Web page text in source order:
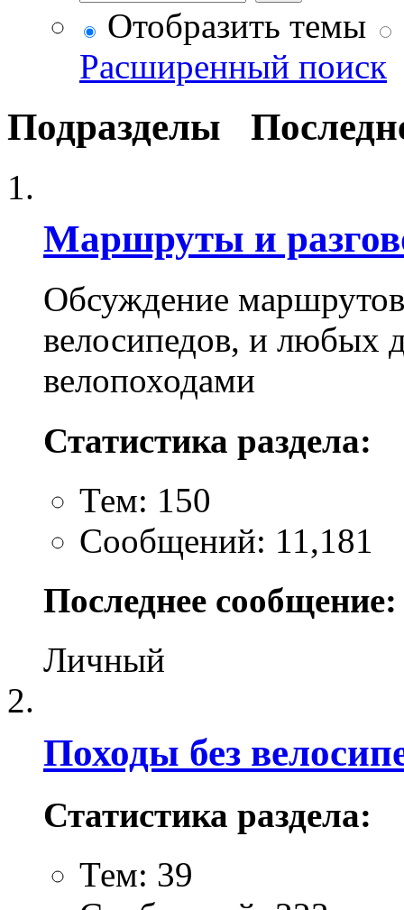
Отобразить темы
Расширенный поиск
Подразделы
Маршруты и
Обсуждение
велосипедов, и любых
велопоходами
Статистика раздела:
Тем: 150
Сообщений: 11,181
Последнее сообщение:
Личный
Походы без
Статистика раздела:
Тем: 39